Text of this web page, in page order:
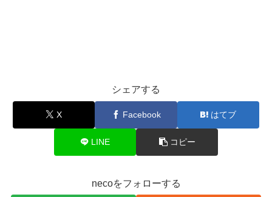
シェアする
X Facebook はてブ
LINE コピー
necoをフォローする